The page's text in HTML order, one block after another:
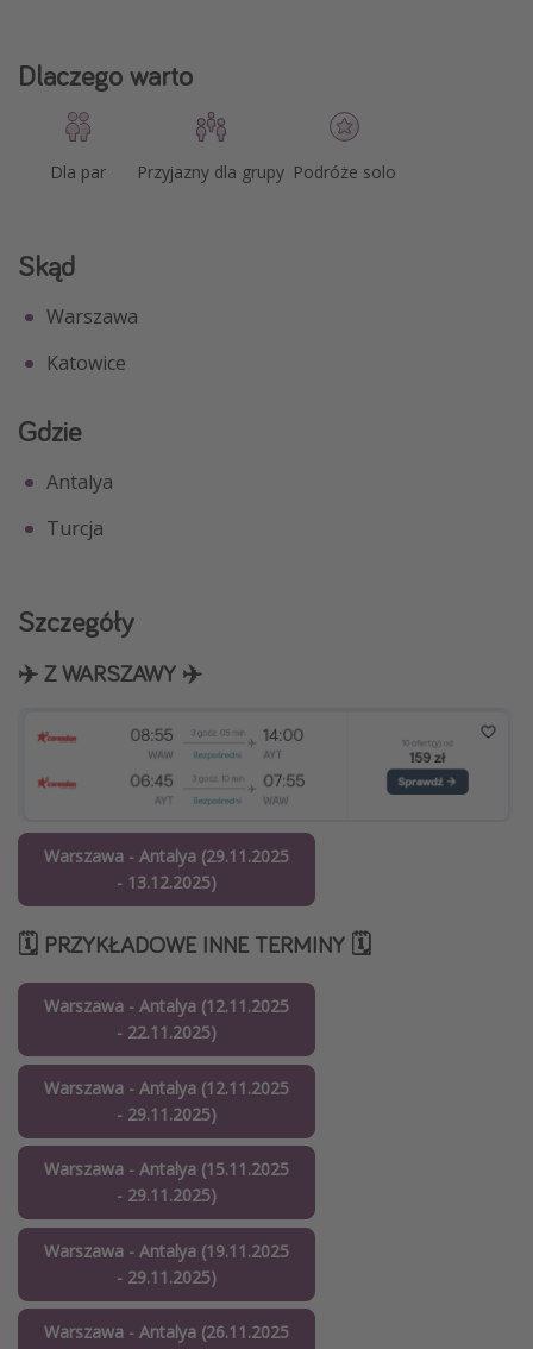
Dlaczego warto
Dla par Przyjazny dla grupy Podróże solo
Skąd
Warszawa
Katowice
Gdzie
Antalya
Turcja
Szczegóły
✈️ Z WARSZAWY ✈️
Warszawa - Antalya (29.11.2025
- 13.12.2025)
🗓️ PRZYKŁADOWE INNE TERMINY 🗓️
Warszawa - Antalya (12.11.2025
- 22.11.2025)
Warszawa - Antalya (12.11.2025
- 29.11.2025)
Warszawa - Antalya (15.11.2025
- 29.11.2025)
Warszawa - Antalya (19.11.2025
- 29.11.2025)
Warszawa - Antalya (26.11.2025